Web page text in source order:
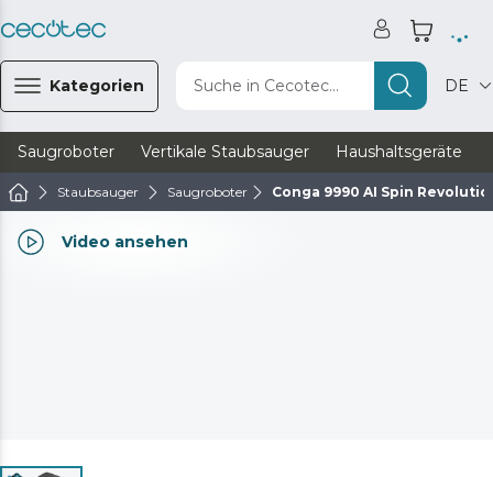
Kategorien Suche in Cecotec... DE
Saugroboter Vertikale Staubsauger Haushaltsgeräte
Staubsauger Saugroboter Conga 9990 AI Spin
Video ansehen